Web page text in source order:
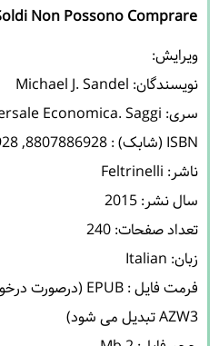
Non Possono Comprare
نویسندگان: Michael J. Sandel